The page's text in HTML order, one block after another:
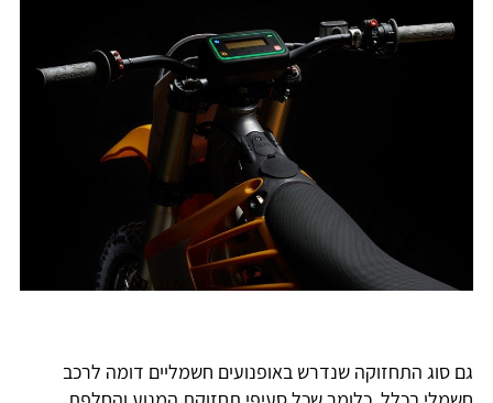
גם סוג התחזוקה שנדרש באופנועים חשמליים דומה לרכב